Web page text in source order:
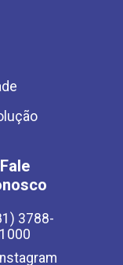
Fale
3788-
1000
Instagram